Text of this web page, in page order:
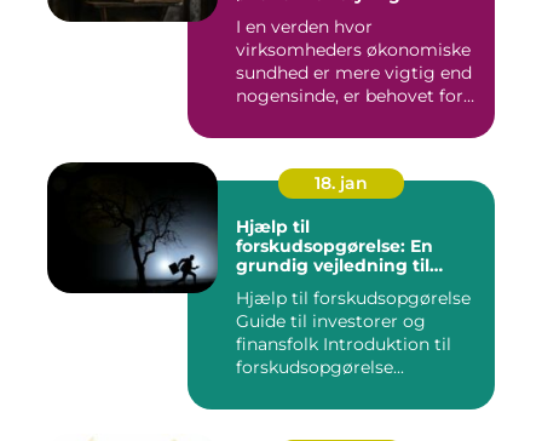
I en verden hvor
virksomheders økonomiske
sundhed er mere vigtig end
nogensinde, er behovet for
18. jan
Hjælp til
forskudsopgørelse: En
grundig vejledning til
Hjælp til forskudsopgørelse
Guide til investorer og
finansfolk Introduktion til
forskudsopgørelse...